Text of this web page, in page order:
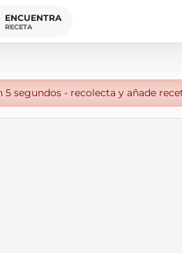
ENCUENTRA
RECETA
5 segundos - recolecta y añade